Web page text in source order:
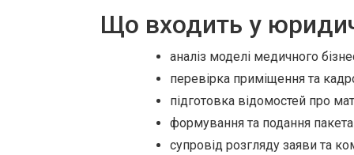
Що входить у
аналіз моделі медичного
перевірка приміщення та
підготовка відомостей про
формування та подання
супровід розгляду заяви та